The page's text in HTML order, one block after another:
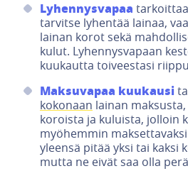
Lyhennysvapaa
tarvitse lyhentää lainaa,
lainan korot sekä
kulut. Lyhennysvapaan
kuukautta toiveestasi
Maksuvapaa kuukausi
kokonaan lainan
koroista ja kuluista, jolloin
myöhemmin
yleensä pitää yksi tai kaksi
mutta ne eivät saa olla